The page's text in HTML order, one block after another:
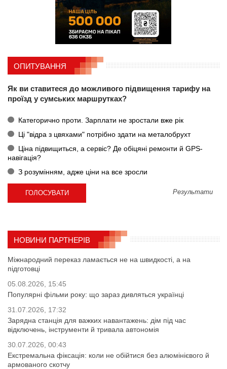
ОПИТУВАННЯ
Як ви ставитеся до можливого підвищення тарифу на
проїзд у сумських маршрутках?
Категорично проти. Зарплати не зростали вже рік
Ці "відра з цвяхами" потрібно здати на металобрухт
Ціна підвищиться, а сервіс? Де обіцяні ремонти й GPS-
навігація?
З розумінням, адже ціни на все зросли
Результати
НОВИНИ ПАРТНЕРІВ
Міжнародний переказ ламається не на швидкості, а на
підготовці
05.08.2026, 15:45
Популярні фільми року: що зараз дивляться українці
31.07.2026, 17:32
Зарядна станція для важких навантажень: дім під час
відключень, інструменти й тривала автономія
30.07.2026, 00:43
Екстремальна фіксація: коли не обійтися без алюмінієвого й
армованого скотчу